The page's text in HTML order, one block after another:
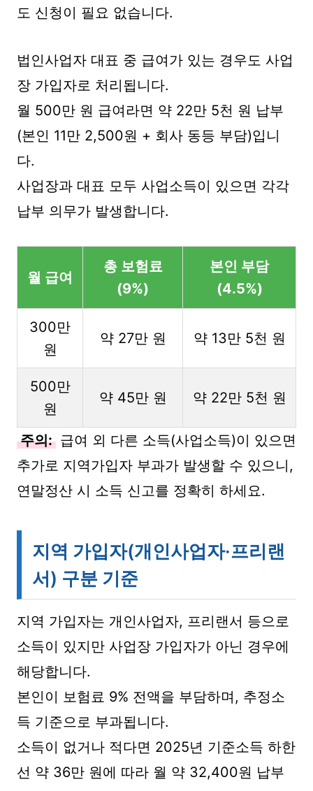
도 신청이 필요 없습니다.
법인사업자 대표 중 급여가 있는 경우도 사업
장 가입자로 처리됩니다.
월 500만 원 급여라면 약 22만 5천 원 납부
(본인 11만 2,500원 + 회사 동등 부담)입니
다.
사업장과 대표 모두 사업소득이 있으면 각각
납부 의무가 발생합니다.
월 급여
총 보험료
(9%)
본인 부담
(4.5%)
300만
원
약 27만 원 약 13만 5천 원
500만
원
약 45만 원 약 22만 5천 원
주의: 급여 외 다른 소득(사업소득)이 있으면
추가로 지역가입자 부과가 발생할 수 있으니,
연말정산 시 소득 신고를 정확히 하세요.
지역 가입자(개인사업자·프리랜
서) 구분 기준
지역 가입자는 개인사업자, 프리랜서 등으로
소득이 있지만 사업장 가입자가 아닌 경우에
해당합니다.
본인이 보험료 9% 전액을 부담하며, 추정소
득 기준으로 부과됩니다.
소득이 없거나 적다면 2025년 기준소득 하한
선 약 36만 원에 따라 월 약 32,400원 납부